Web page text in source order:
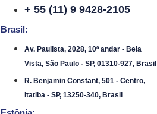
+ 55 (11) 9 9428-2105
Brasil:
Av. Paulista, 2028, 10º andar - Bela
Vista, São Paulo - SP, 01310-927, Brasil
R. Benjamin Constant, 501 - Centro,
Itatiba - SP, 13250-340, Brasil